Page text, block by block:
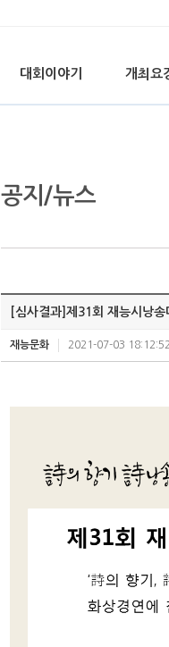
대회이야기 개최요
공지/뉴스
[심사결과]제31회 재능시낭
재능문화 2021-07-03